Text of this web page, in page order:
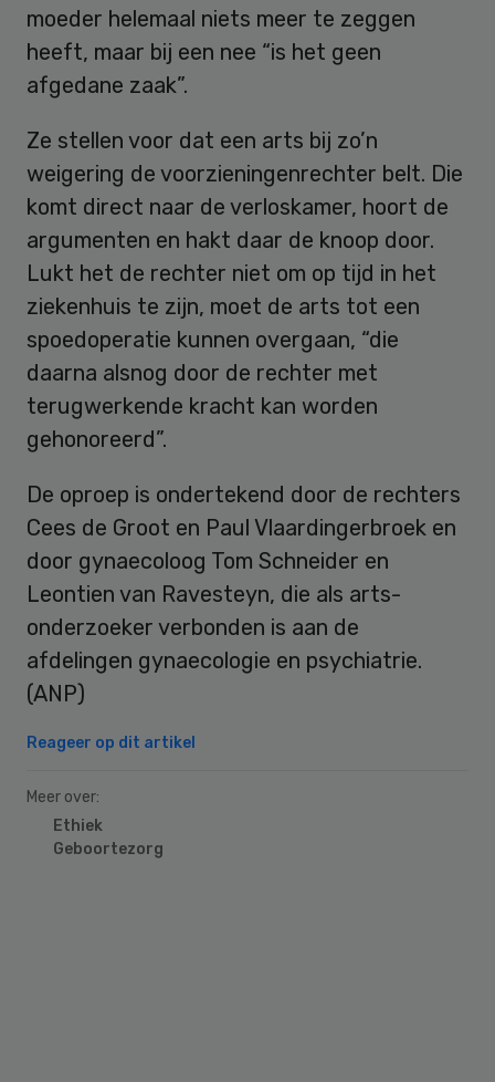
moeder helemaal niets meer te zeggen
heeft, maar bij een nee “is het geen
afgedane zaak”.
Ze stellen voor dat een arts bij zo’n
weigering de voorzieningenrechter belt. Die
komt direct naar de verloskamer, hoort de
argumenten en hakt daar de knoop door.
Lukt het de rechter niet om op tijd in het
ziekenhuis te zijn, moet de arts tot een
spoedoperatie kunnen overgaan, “die
daarna alsnog door de rechter met
terugwerkende kracht kan worden
gehonoreerd”.
De oproep is ondertekend door de rechters
Cees de Groot en Paul Vlaardingerbroek en
door gynaecoloog Tom Schneider en
Leontien van Ravesteyn, die als arts-
onderzoeker verbonden is aan de
afdelingen gynaecologie en psychiatrie.
(ANP)
Reageer op dit artikel
Meer over:
Ethiek
Geboortezorg